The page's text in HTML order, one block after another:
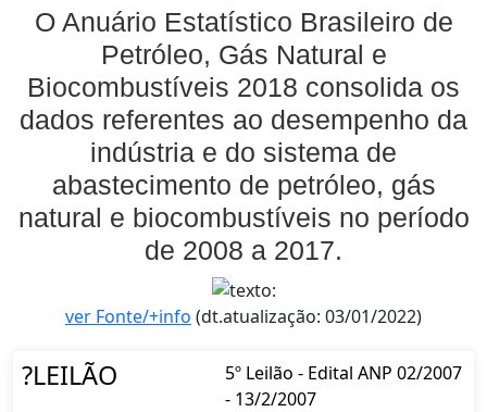
O Anuário Estatístico Brasileiro de
Petróleo, Gás Natural e
Biocombustíveis 2018 consolida os
dados referentes ao desempenho da
indústria e do sistema de
abastecimento de petróleo, gás
natural e biocombustíveis no período
de 2008 a 2017.
ver Fonte/+info (dt.atualização: 03/01/2022)
?LEILÃO
5º Leilão - Edital ANP 02/2007
- 13/2/2007